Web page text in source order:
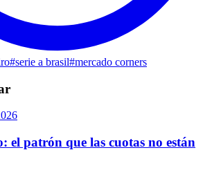
#serie a brasil#mercado corners
el patrón que las cuotas no están